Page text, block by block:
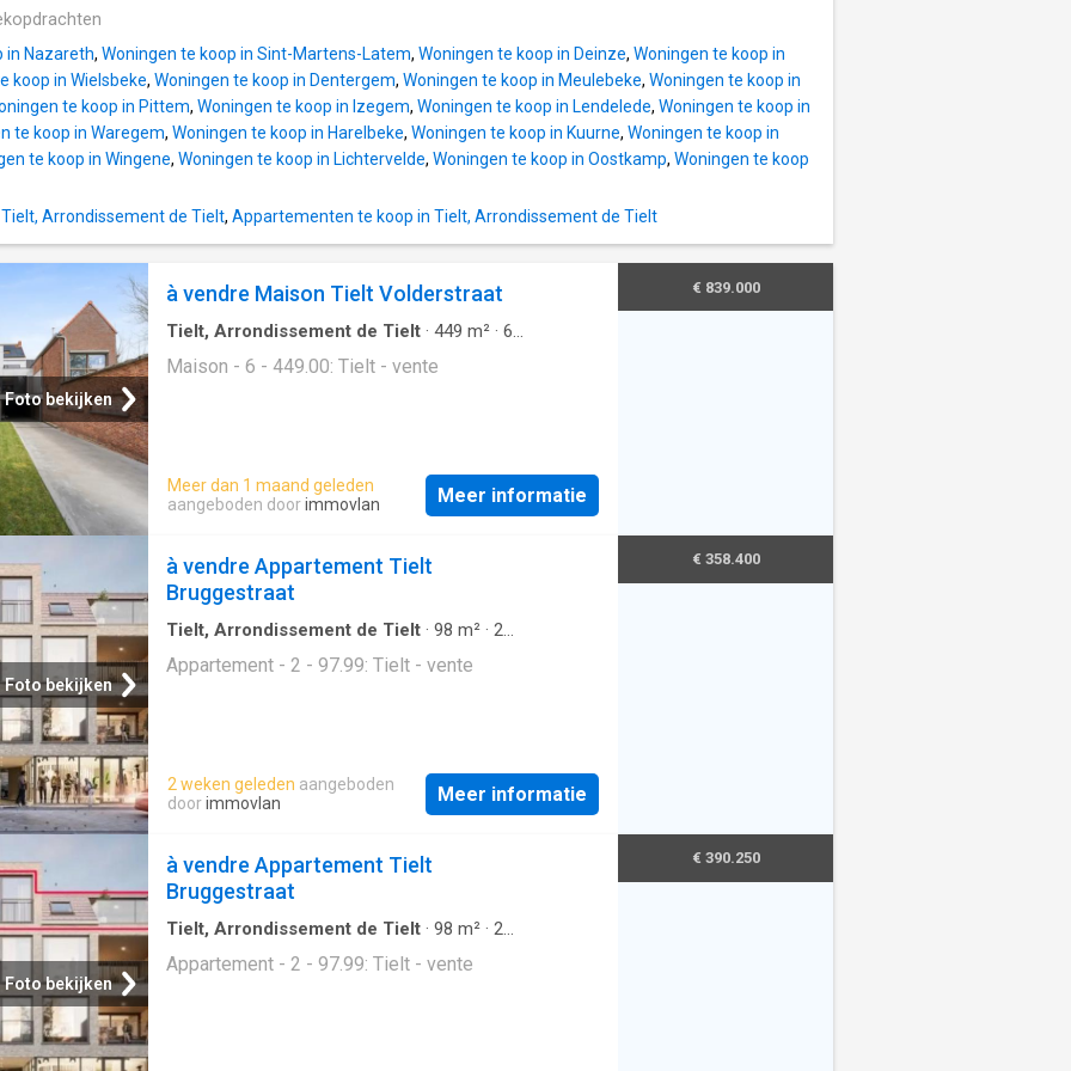
conforme Contactez dès aujourd’hui votre agent
ERA pour organiser
énergétique durable. Pièces principales:• Séjour
chaleureux avec lumière naturelle• Cuisine avec
conduites installées, prête à être aménagée selon
vos envies• Salle de bain avec baignoire et toilette•
4 chambres, idéales pour famille ou bureau à
Buanderie avec raccords pour machine à laver et
sèche-linge• Cave pour rangement supplémentaire•
extérieur Atouts:• Belle situation centrale proche
écoles, gare et hôpital• 4 chambres spacieuses•
in Nazareth, Woningen te koop in Sint-Martens-Latem, Woningen te koop in Deinze, Woningen te koop in
koop in Wielsbeke, Woningen te koop in Dentergem, Woningen te koop in Meulebeke, Woningen te koop in
te koop in Pittem, Woningen te koop in Izegem, Woningen te koop in Lendelede, Woningen te koop in
te koop in Waregem, Woningen te koop in Harelbeke, Woningen te koop in Kuurne, Woningen te koop in
te koop in Wingene, Woningen te koop in Lichtervelde, Woningen te koop in Oostkamp, Woningen te koop
Arrondissement de Tielt, Appartementen te koop in Tielt, Arrondissement de Tielt
Foto bekijken
à vendre Maison Tielt Volderstraat
Tielt, Arrondissement de Tielt · 449 m² · 6
Maison - 6 - 449.00: Tielt - vente
Meer dan 1 maand geleden
aangeboden doorimmovlan Meer informatie
€ 839.000
Foto bekijken
à vendre Appartement Tielt
Bruggestraat
Tielt, Arrondissement de Tielt · 98 m² · 2
Appartement - 2 - 97.99: Tielt - vente
2 weken geleden aangeboden
doorimmovlan Meer informatie
€ 358.400
Foto bekijken
à vendre Appartement Tielt
Bruggestraat
Tielt, Arrondissement de Tielt · 98 m² · 2
Appartement - 2 - 97.99: Tielt - vente
€ 390.250